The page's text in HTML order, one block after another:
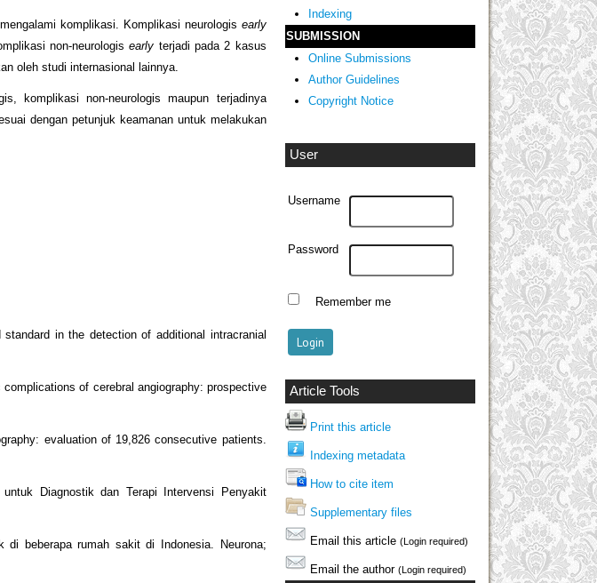
Indexing
SUBMISSION
Online Submissions
Author Guidelines
Copyright Notice
User
Username
Password
Remember me
Article Tools
Print this article
Indexing metadata
How to cite item
Supplementary files
Email this article (Login required)
Email the author (Login required)
komplikasi. Komplikasi neurologis early
non-neurologisearly terjadi pada 2 kasus
oleh studi internasional lainnya.
komplikasi non-neurologis maupun terjadinya
dengan petunjuk keamanan untuk melakukan
in the detection of additional intracranial
of cerebral angiography: prospective
evaluation of 19,826 consecutive patients.
Diagnostik dan Terapi Intervensi Penyakit
di beberapa rumah sakit di Indonesia. Neurona;